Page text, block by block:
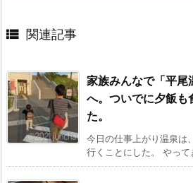
 関連記事
家族みんなで「平尾
へ。ついでに夕飯も
た。
今日の仕事上がり温泉は
行くことにした。 やっ